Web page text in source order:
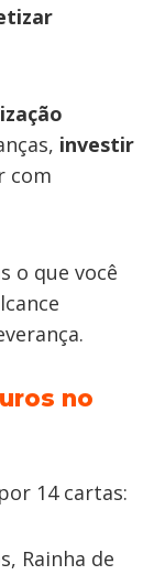
investir
com
o que você
no
14 cartas:
Rainha de